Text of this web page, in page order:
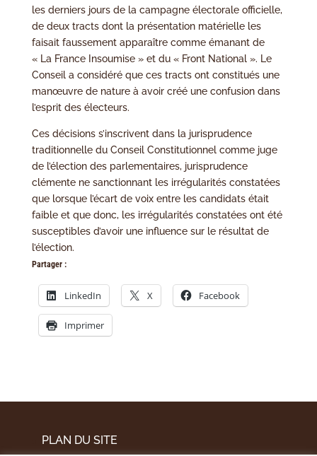
les derniers jours de la campagne électorale officielle,
de deux tracts dont la présentation matérielle les
faisait faussement apparaître comme émanant de
« La France Insoumise » et du « Front National ». Le
Conseil a considéré que ces tracts ont constitués une
manœuvre de nature à avoir créé une confusion dans
l’esprit des électeurs.
Ces décisions s’inscrivent dans la jurisprudence
traditionnelle du Conseil Constitutionnel comme juge
de l’élection des parlementaires, jurisprudence
clémente ne sanctionnant les irrégularités constatées
que lorsque l’écart de voix entre les candidats était
faible et que donc, les irrégularités constatées ont été
susceptibles d’avoir une influence sur le résultat de
l’élection.
Partager :
LinkedIn X Facebook
Imprimer
PLAN DU SITE